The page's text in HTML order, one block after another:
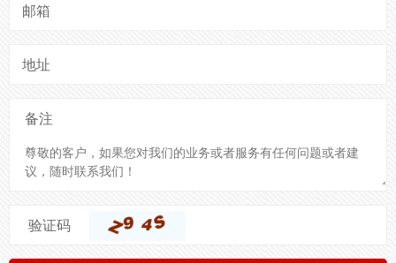
邮箱
地址
备注
验证码